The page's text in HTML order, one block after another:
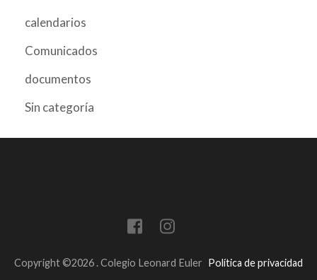
calendarios
Comunicados
documentos
Sin categoría
Copyright ©2026.Colegio Leonard Euler Política de privacidad